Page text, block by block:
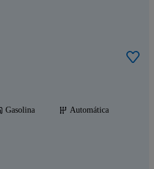
Gasolina
Automática